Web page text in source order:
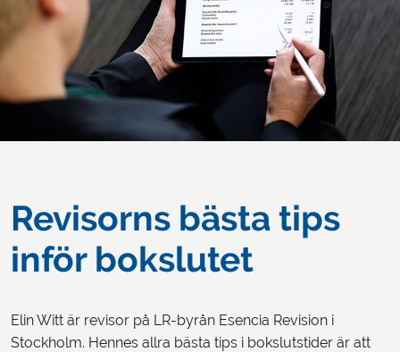
Revisorns bästa tips
inför bokslutet
Elin Witt är revisor på LR-byrån Esencia Revision i
Stockholm. Hennes allra bästa tips i bokslutstider är att